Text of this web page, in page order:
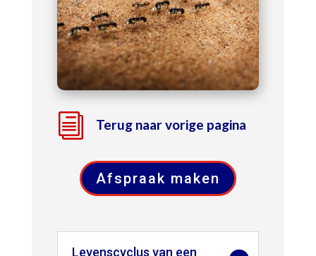
i Terug naar vorige pagina
Afspraak maken
Levenscyclus van een